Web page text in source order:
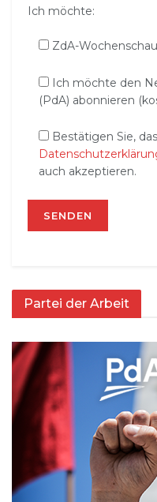
Ich möchte:
ZdA-
Ich möchte den
(PdA) abonnieren
Bestätigen Sie,
auch akzeptieren.
Partei der Arbeit